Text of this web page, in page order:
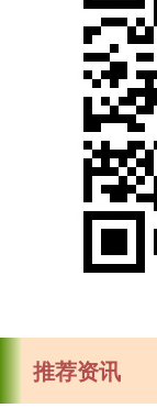
推荐资讯